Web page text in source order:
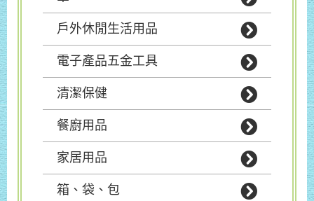
戶外休閒生活用品
電子產品五金工具
清潔保健
餐廚用品
家居用品
箱、袋、包